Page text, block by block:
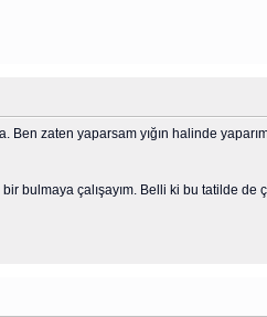
zaten yaparsam yığın halinde
bulmaya çalışayım. Belli ki bu tatilde de